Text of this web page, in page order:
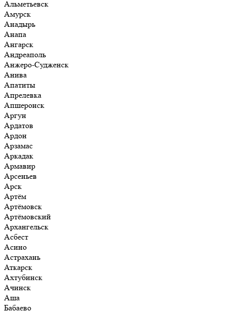
Альметьевск
Амурск
Анадырь
Анапа
Ангарск
Андреаполь
Анжеро-Судженск
Анива
Апатиты
Апрелевка
Апшеронск
Аргун
Ардатов
Ардон
Арзамас
Аркадак
Армавир
Арсеньев
Арск
Артём
Артёмовск
Артёмовский
Архангельск
Асбест
Асино
Астрахань
Аткарск
Ахтубинск
Ачинск
Аша
Бабаево